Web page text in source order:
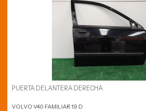
PUERTA DELANTERA DERECHA
VOLVO V40 FAMILIAR 1.9 D